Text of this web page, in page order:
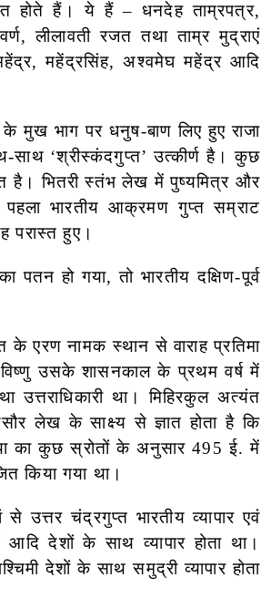
होते हैं। ये हैं – धनदेह ताम्रपत्र,
लीलावती रजत तथा ताम्र मुद्राएं
महेंद्रसिंह, अश्वमेघ महेंद्र आदि
मुख भाग पर धनुष-बाण लिए हुए राजा
साथ ‘श्रीस्कंदगुप्त’ उत्कीर्ण है। कुछ
है। भितरी स्तंभ लेख में पुष्यमित्र और
भारतीय आक्रमण गुप्त सम्राट
परास्त हुए।
हो गया, तो भारतीय दक्षिण-पूर्व
एरण नामक स्थान से वाराह प्रतिमा
उसके शासनकाल के प्रथम वर्ष में
था। मिहिरकुल अत्यंत
लेख के साक्ष्य से ज्ञात होता है कि
का कुछ स्रोतों के अनुसार 495 ई. में
किया गया था।
उत्तर चंद्रगुप्त भारतीय व्यापार एवं
आदि देशों के साथ व्यापार होता था।
देशों के साथ समुद्री व्यापार होता